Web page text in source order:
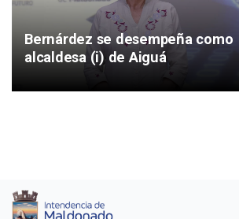
Bernárdez se desempeña como
alcaldesa (i) de Aiguá